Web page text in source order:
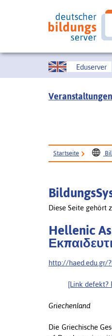
Eduserver
Veranstaltungen
Startseite
Diese Seite gehört
Hellenic
http://haed.edu.gr/
[Link defekt?
Griechenland
Die Griechische